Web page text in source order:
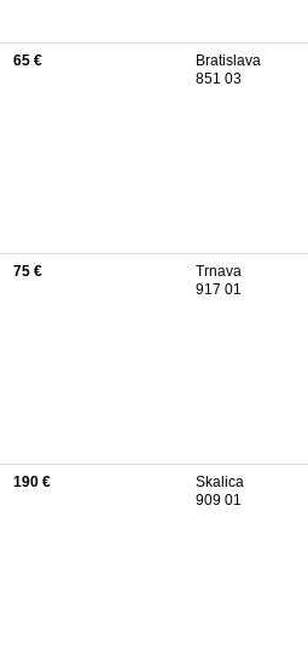
65 €
Bratislava
851 03
75 €
Trnava
917 01
190 €
Skalica
909 01